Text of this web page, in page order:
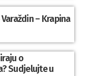
– Krapina
o
Sudjelujte u